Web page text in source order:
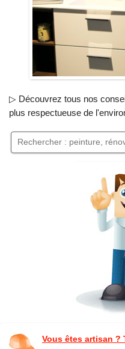
▷ Découvrez tous nos
plus respectueuse de
Vous êtes artisan ?